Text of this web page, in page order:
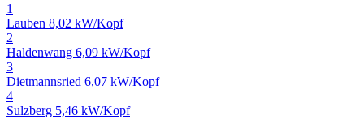
1
Lauben 8,02 kW/Kopf
2
Haldenwang 6,09 kW/Kopf
3
Dietmannsried 6,07 kW/Kopf
4
Sulzberg 5,46 kW/Kopf